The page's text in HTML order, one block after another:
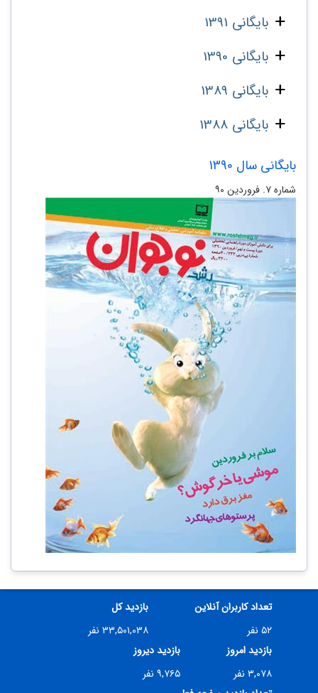
بایگانی 1391
بایگانی 1390
بایگانی 1389
بایگانی 1388
بایگانی سال 1390
شماره‌ ۷. فروردین ۹۰
تعداد کاربران آنلاین
۵۲ نفر
بازدید کل
۳۳,۵۰۱,۰۳۸ نفر
بازدید امروز
۳,۰۷۸ نفر
بازدید دیروز
۹,۷۶۵ نفر